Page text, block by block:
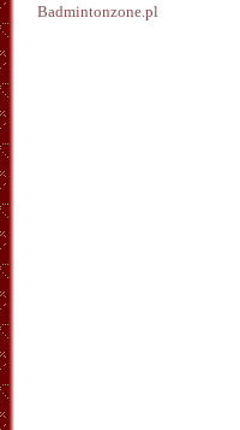
Badmintonzone.pl